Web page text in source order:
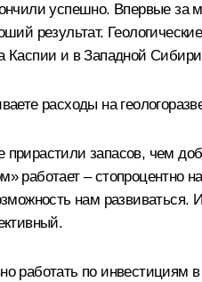
успешно. Впервые за
результат.
Каспии и в Западной
расходы на
запасов, чем
работает – стопроцентно
нам
работать по инвестициям